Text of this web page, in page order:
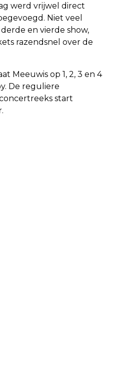
werd vrijwel direct
Niet veel
en vierde show,
razendsnel over de
Meeuwis op 1, 2, 3 en 4
De reguliere
start